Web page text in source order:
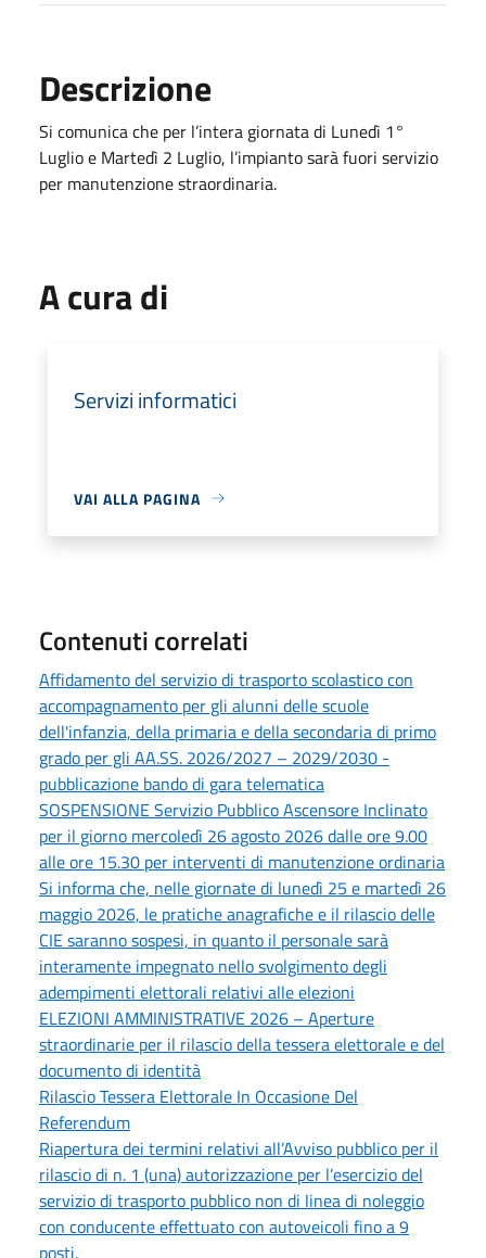
Descrizione
Si comunica che per l’intera giornata di Lunedì 1°
Luglio e Martedì 2 Luglio, l’impianto sarà fuori servizio
per manutenzione straordinaria.
A cura di
Servizi informatici
VAI ALLA PAGINA
Contenuti correlati
Affidamento del servizio di trasporto scolastico con
accompagnamento per gli alunni delle scuole
dell'infanzia, della primaria e della secondaria di primo
grado per gli AA.SS. 2026/2027 – 2029/2030 -
pubblicazione bando di gara telematica
SOSPENSIONE Servizio Pubblico Ascensore Inclinato
per il giorno mercoledì 26 agosto 2026 dalle ore 9.00
alle ore 15.30 per interventi di manutenzione ordinaria
Si informa che, nelle giornate di lunedì 25 e martedì 26
maggio 2026, le pratiche anagrafiche e il rilascio delle
CIE saranno sospesi, in quanto il personale sarà
interamente impegnato nello svolgimento degli
adempimenti elettorali relativi alle elezioni
ELEZIONI AMMINISTRATIVE 2026 – Aperture
straordinarie per il rilascio della tessera elettorale e del
documento di identità
Rilascio Tessera Elettorale In Occasione Del
Referendum
Riapertura dei termini relativi all’Avviso pubblico per il
rilascio di n. 1 (una) autorizzazione per l’esercizio del
servizio di trasporto pubblico non di linea di noleggio
con conducente effettuato con autoveicoli fino a 9
posti.